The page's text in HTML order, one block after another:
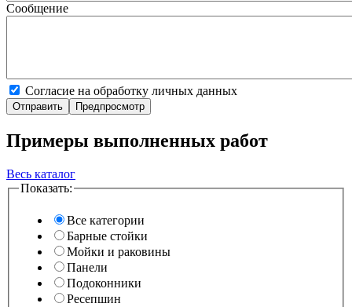
Сообщение
Согласие на обработку личных данных
Примеры выполненных работ
Весь каталог
Показать:
Все категории
Барные стойки
Мойки и раковины
Панели
Подоконники
Ресепшин